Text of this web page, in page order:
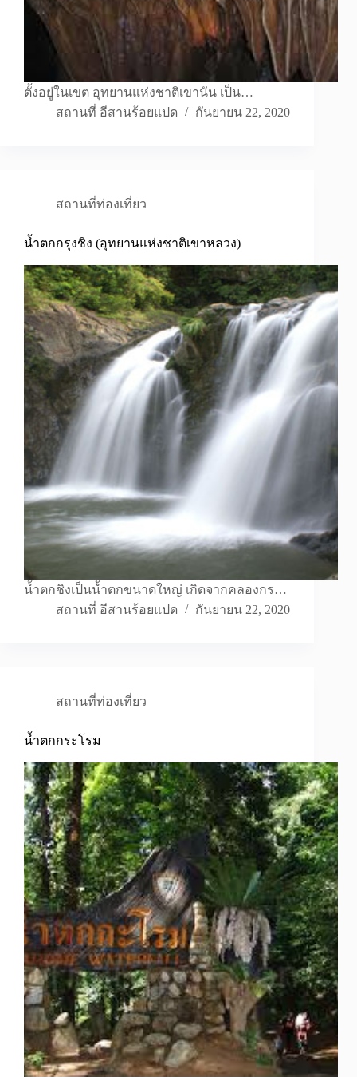
ตั้งอยู่ในเขต อุทยานแห่งชาติเขานัน เป็น…
สถานที่ อีสานร้อยแปด
กันยายน 22, 2020
สถานที่ท่องเที่ยว
น้ำตกกรุงชิง (อุทยานแห่งชาติเขาหลวง)
น้ำตกชิงเป็นน้ำตกขนาดใหญ่ เกิดจากคลองกร…
สถานที่ อีสานร้อยแปด
กันยายน 22, 2020
สถานที่ท่องเที่ยว
น้ำตกกระโรม